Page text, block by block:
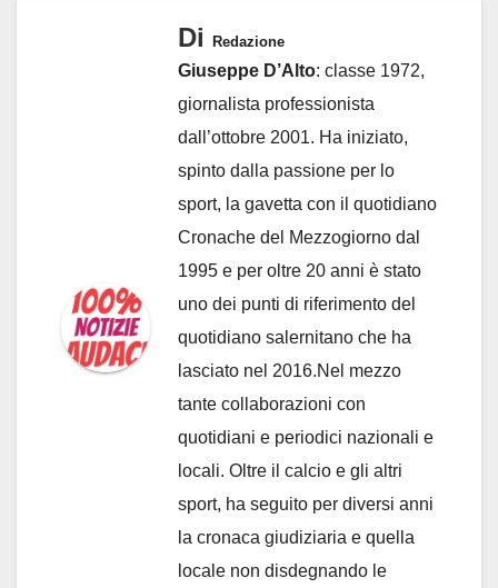
Di Redazione
Giuseppe D’Alto: classe 1972,
giornalista professionista
dall’ottobre 2001. Ha iniziato,
spinto dalla passione per lo
sport, la gavetta con il quotidiano
Cronache del Mezzogiorno dal
1995 e per oltre 20 anni è stato
uno dei punti di riferimento del
quotidiano salernitano che ha
lasciato nel 2016.Nel mezzo
tante collaborazioni con
quotidiani e periodici nazionali e
locali. Oltre il calcio e gli altri
sport, ha seguito per diversi anni
la cronaca giudiziaria e quella
locale non disdegnando le